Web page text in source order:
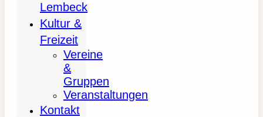
Lembeck
Kultur &
Freizeit
Vereine
&
Gruppen
Veranstaltungen
Kontakt